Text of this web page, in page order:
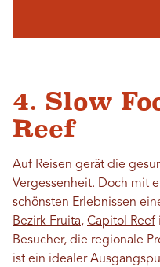
4. Slow
Reef
Auf Reisen gerät die
Vergessenheit. Doch mit
schönsten Erlebnissen
Bezirk Fruita, Capitol Reef
Besucher, die regionale
ist ein idealer